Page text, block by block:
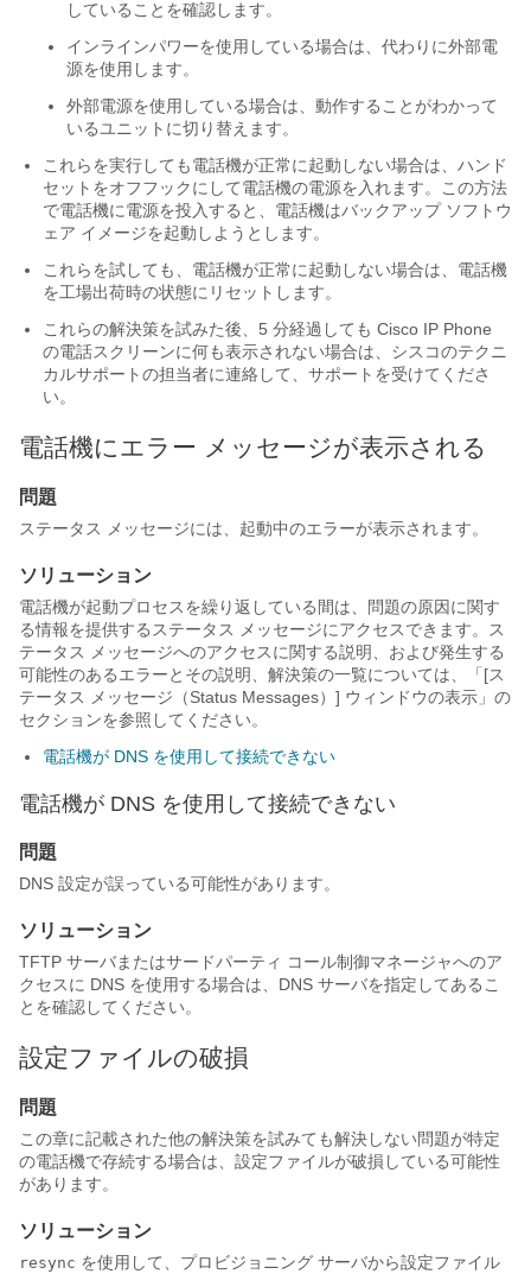
していることを確認します。
インラインパワーを使用している場合は、代わりに外部電
源を使用します。
外部電源を使用している場合は、動作することがわかって
いるユニットに切り替えます。
これらを実行しても電話機が正常に起動しない場合は、ハンド
セットをオフフックにして電話機の電源を入れます。この方法
で電話機に電源を投入すると、電話機はバックアップ ソフトウ
ェア イメージを起動しようとします。
これらを試しても、電話機が正常に起動しない場合は、電話機
を工場出荷時の状態にリセットします。
これらの解決策を試みた後、5 分経過しても Cisco IP Phone
の電話スクリーンに何も表示されない場合は、シスコのテクニ
カルサポートの担当者に連絡して、サポートを受けてくださ
い。
電話機にエラー メッセージが表示される
問題
ステータス メッセージには、起動中のエラーが表示されます。
ソリューション
電話機が起動プロセスを繰り返している間は、問題の原因に関す
る情報を提供するステータス メッセージにアクセスできます。ス
テータス メッセージへのアクセスに関する説明、および発生する
可能性のあるエラーとその説明、解決策の一覧については、「[ス
テータス メッセージ（Status Messages）] ウィンドウの表示」の
セクションを参照してください。
電話機が DNS を使用して接続できない
電話機が DNS を使用して接続できない
問題
DNS 設定が誤っている可能性があります。
ソリューション
TFTP サーバまたはサードパーティ コール制御マネージャへのア
クセスに DNS を使用する場合は、DNS サーバを指定してあるこ
とを確認してください。
設定ファイルの破損
問題
この章に記載された他の解決策を試みても解決しない問題が特定
の電話機で存続する場合は、設定ファイルが破損している可能性
があります。
ソリューション
resync を使用して、プロビジョニング サーバから設定ファイル